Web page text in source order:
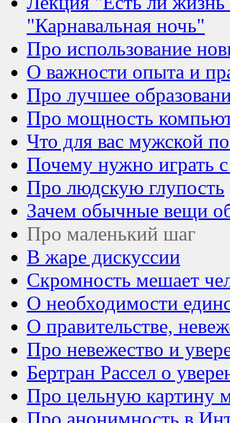
"Карнавальная ночь"
Про использование
О важности опыта и
Про лучшее
Про мощность
Что для вас мужской
Почему нужно играть
Про людскую глупость
Зачем обычные вещи
Про маленький шаг
В жаре дискуссии
Скромность мешает
О необходимости
О правительстве,
Про невежество и
Бертран Рассел о
Про цельную картину